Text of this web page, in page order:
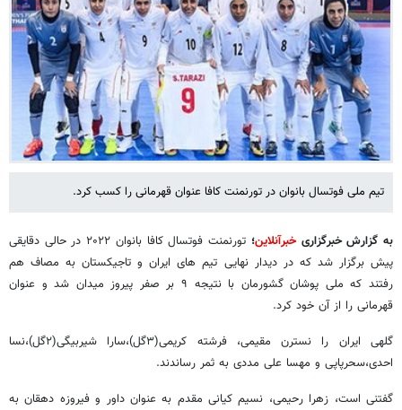
تیم ملی فوتسال بانوان در تورنمنت کافا عنوان قهرمانی را کسب کرد.
به گزارش خبرگزاریخبرآنلاین؛
تورنمنت فوتسال کافا بانوان ۲۰۲۲ در حالی دقایقی
پیش برگزار شد که در دیدار نهایی تیم های ایران و تاجیکستان به مصاف هم
رفتند که ملی پوشان گشورمان با نتیجه ۹ بر صفر پیروز میدان شد و عنوان
قهرمانی را از آن خود کرد.
گلهی ایران را نسترن مقیمی، فرشته کریمی(۳گل)،سارا شیربیگی(۲گل)،نسا
احدی،سحرپاپی و مهسا علی مددی به ثمر رساندند.
گفتنی است، زهرا رحیمی، نسیم کیانی مقدم به عنوان داور و فیروزه دهقان به